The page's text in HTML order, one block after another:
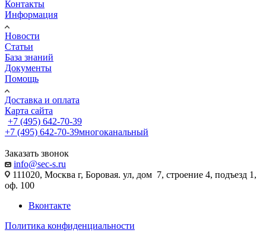
Контакты
Информация
Новости
Статьи
База знаний
Документы
Помощь
Доставка и оплата
Карта сайта
+7 (495) 642-70-39
+7 (495) 642-70-39многоканальный
Заказать звонок
info@sec-s.ru
111020, Москва г, Боровая. ул, дом 7, строение 4, подъезд 1,
оф. 100
Вконтакте
Политика конфиденциальности